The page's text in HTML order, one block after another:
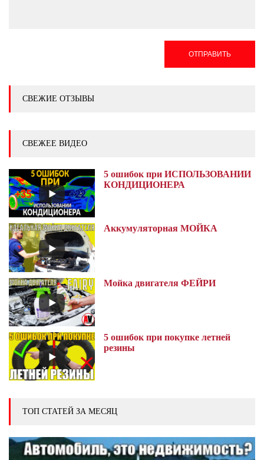
ОТПРАВИТЬ
СВЕЖИЕ ОТЗЫВЫ
СВЕЖЕЕ ВИДЕО
5 ошибок при ИСПОЛЬЗОВАНИИ
КОНДИЦИОНЕРА
Аккумуляторная МОЙКА
Мойка двигателя ФЕЙРИ
5 ошибок при покупке летней
резины
ТОП СТАТЕЙ ЗА МЕСЯЦ